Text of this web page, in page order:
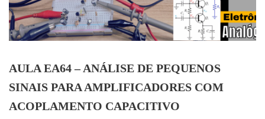
AULA EA64 – ANÁLISE DE PEQUENOS
SINAIS PARA AMPLIFICADORES COM
ACOPLAMENTO CAPACITIVO